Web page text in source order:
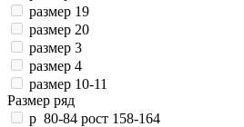
размер 19
размер 20
размер 3
размер 4
размер 10-11
Размер ряд
р 80-84 рост 158-164